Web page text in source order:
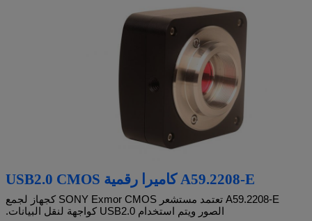
A59.2208-E كاميرا رقمية USB2.0 CMOS
A59.2208-E تعتمد مستشعر SONY Exmor CMOS كجهاز لجمع
الصور ويتم استخدام USB2.0 كواجهة لنقل البيانات.